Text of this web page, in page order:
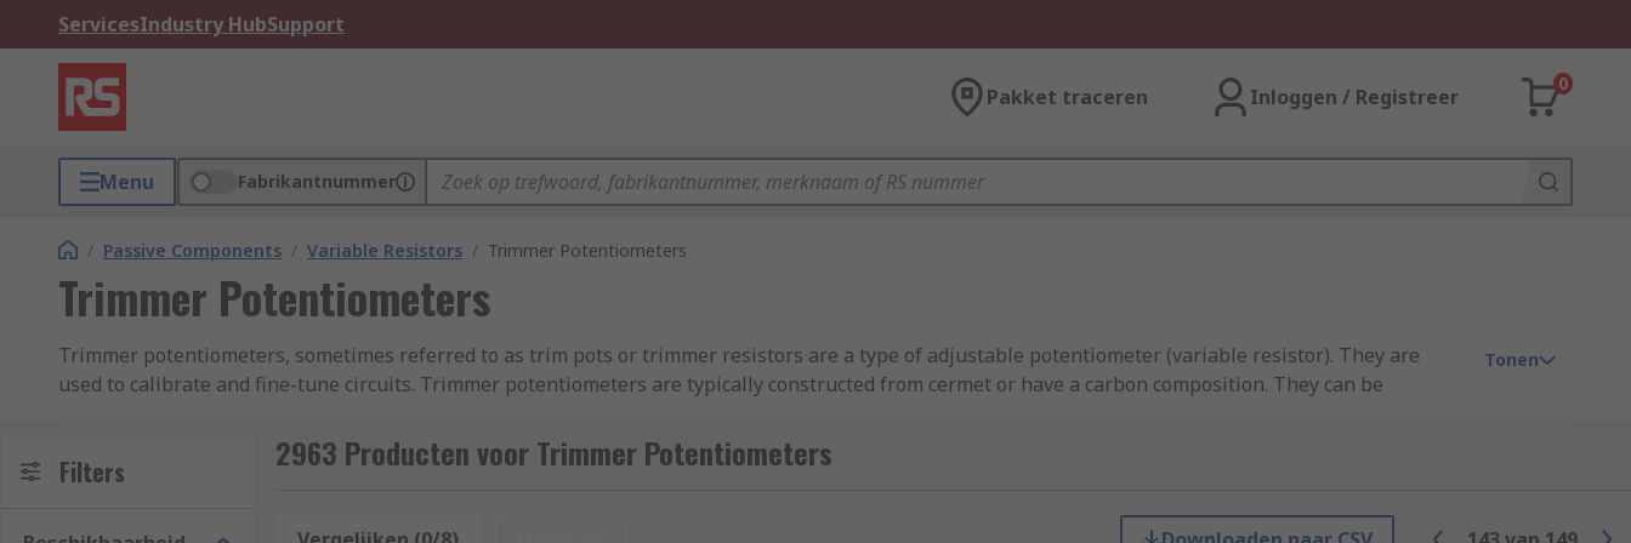
ServicesIndustry HubSupport
Pakket traceren Inloggen / Registreer
0
Menu Fabrikantnummer
/ Passive Components / Variable Resistors / Trimmer Potentiometers
Trimmer Potentiometers
Trimmer potentiometers, sometimes referred to as trim pots or trimmer resistors are a type of adjustable potentiometer (variable resistor). They are
used to calibrate and fine-tune circuits. Trimmer potentiometers are typically constructed from cermet or have a carbon composition. They can be
Trimmer potentiometers are not adjusted very frequently. You can think of them as a 'set and forget' component. Trim pots let you set (or trim) the
Tonen
Filters 2963 Producten voor Trimmer Potentiometers